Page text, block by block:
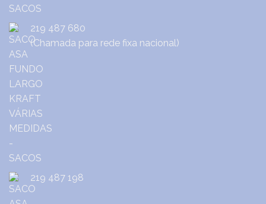
219 487 680
(Chamada para rede fixa nacional)
219 487 198